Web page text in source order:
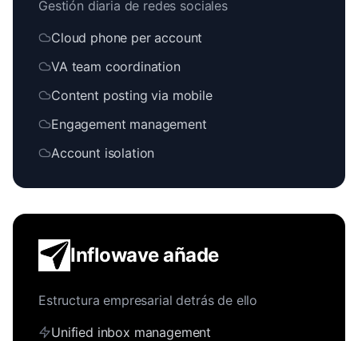
Gestión diaria de redes sociales
Cloud phone per account
VA team coordination
Content posting via mobile
Engagement management
Account isolation
Inflowave añade
Estructura empresarial detrás de ello
Unified inbox management